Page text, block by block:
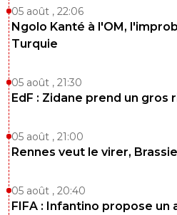
05 août , 22:06
Ngolo Kanté à l'OM,
Turquie
05 août , 21:30
EdF : Zidane prend un gros
05 août , 21:00
Rennes veut le virer,
05 août , 20:40
FIFA : Infantino propose